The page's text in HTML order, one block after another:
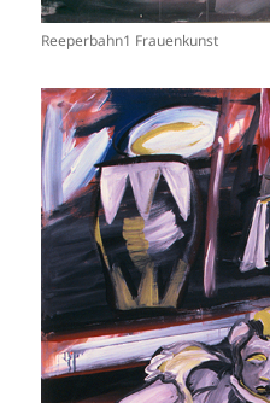
Reeperbahn1 Frauenkunst